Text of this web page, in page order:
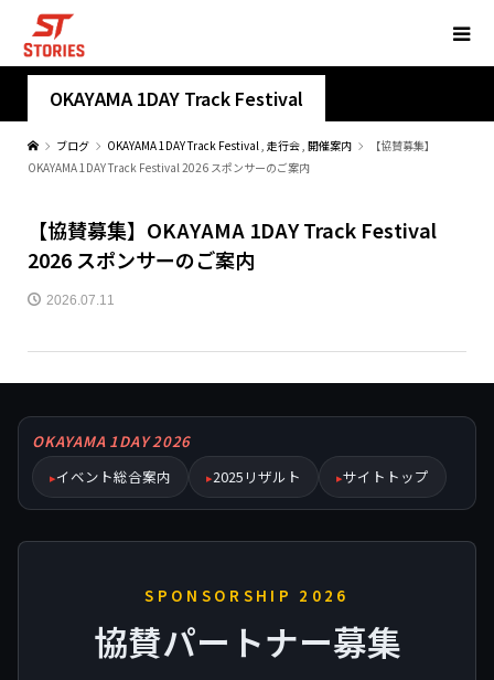
OKAYAMA 1DAY Track Festival
ブログ OKAYAMA 1DAY Track Festival, 走行会, 開催案内
【協賛募集】
OKAYAMA 1DAY Track Festival 2026 スポンサーのご案内
【協賛募集】OKAYAMA 1DAY Track Festival
2026 スポンサーのご案内
2026.07.11
OKAYAMA 1DAY 2026
イベント総合案内
2025リザルト サイトトップ
SPONSORSHIP 2026
協賛パートナー募集